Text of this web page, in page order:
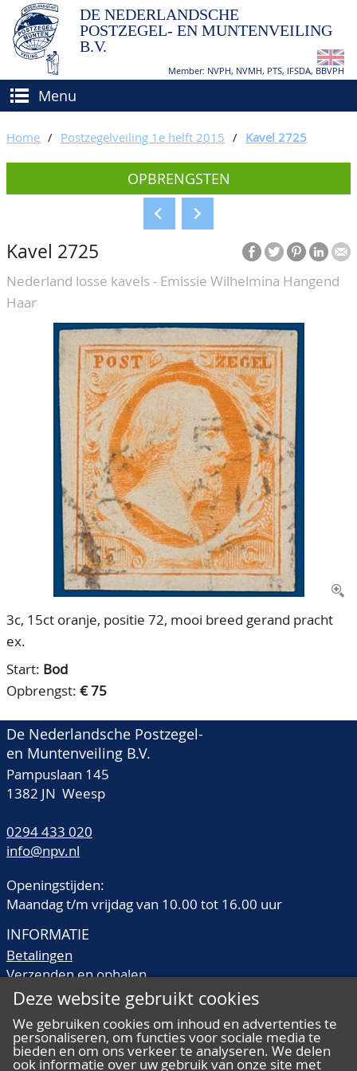
DE NEDERLANDSCHE
POSTZEGEL- EN MUNTENVEILING
B.V.
Member: NVPH, NVMH, PTS, IFSDA, BBVPH
Menu
(VER)KOPEN
Hoe verkopen?
Voorwaarden
BIEDEN
CATALOGI/OPBRENGSTEN
KEURINGSDIENST
AGENDA
OVER ONS
Ons Team
80 jarig bestaan
CONTACT
ACCOUNT
Home / Postzegelveiling 1e helft 2015 / Kavel 2725
OPBRENGSTEN
Kavel 2725
Nederland losse kavels - Emissie Wilhelmina Hangend
Haar
3c, 15ct oranje, positie 72, mooi breed gerand pracht
ex.
Start: Bod
Opbrengst: € 75
De Nederlandsche Postzegel-
en Muntenveiling B.V.
Pampuslaan 145
1382 JN Weesp
0294 433 020
info@npv.nl
Openingstijden:
Maandag t/m vrijdag van 10.00 tot 16.00 uur
INFORMATIE
Betalingen
Verzenden en ophalen
Veilingtermen
Kwaliteitsomschrijvingen
Veelgestelde vragen
Deze website gebruikt cookies
We gebruiken cookies om inhoud en advertenties te
personaliseren, om functies voor sociale media te
bieden en om ons verkeer te analyseren. We delen
ook informatie over uw gebruik van onze site met